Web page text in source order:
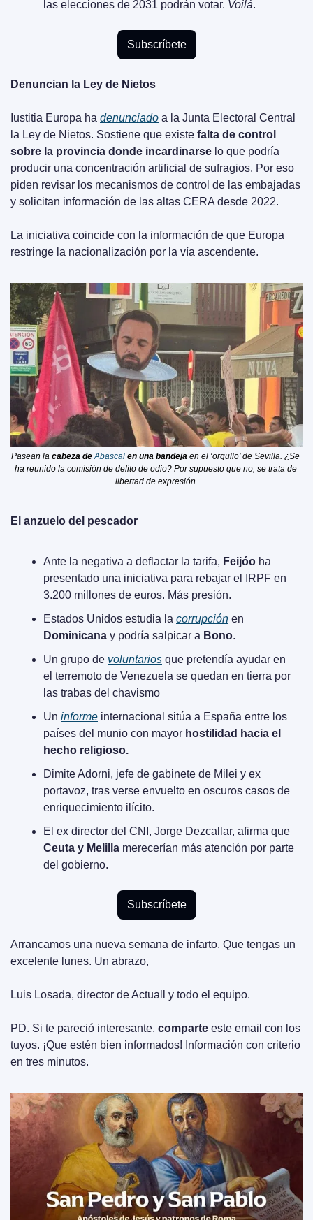
las elecciones de 2031 podrán votar. Voilá.
Subscríbete
Denuncian la Ley de Nietos
Iustitia Europa ha denunciado a la Junta Electoral Central
la Ley de Nietos. Sostiene que existe falta de control
sobre la provincia donde incardinarse lo que podría
producir una concentración artificial de sufragios. Por eso
piden revisar los mecanismos de control de las embajadas
y solicitan información de las altas CERA desde 2022.
La iniciativa coincide con la información de que Europa
restringe la nacionalización por la vía ascendente.
Pasean la cabeza de Abascal en una bandeja en el ‘orgullo’ de Sevilla. ¿Se
ha reunido la comisión de delito de odio? Por supuesto que no; se trata de
libertad de expresión.
El anzuelo del pescador
Ante la negativa a deflactar la tarifa, Feijóo ha
presentado una iniciativa para rebajar el IRPF en
3.200 millones de euros. Más presión.
Estados Unidos estudia la corrupción
Dominicana y podría salpicar a Bono.
Un grupo de voluntarios que pretendía ayudar en
el terremoto de Venezuela se quedan en tierra por
las trabas del chavismo
Un informe internacional sitúa a España entre los
países del munio con mayor hostilidad hacia el
hecho religioso.
Dimite Adorni, jefe de gabinete de Milei y ex
portavoz, tras verse envuelto en oscuros casos de
enriquecimiento ilícito.
Ceuta y Melilla merecerían más atención por parte
del gobierno.
Subscríbete
Arrancamos una nueva semana de infarto. Que tengas un
excelente lunes. Un abrazo,
Luis Losada, director de Actuall y todo el equipo.
PD. Si te pareció interesante, comparte este email con los
tuyos. ¡Que estén bien informados! Información con criterio
en tres minutos.